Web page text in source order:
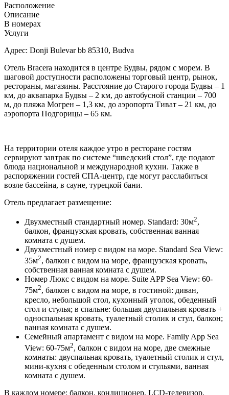
Расположение
Описание
В номерах
Услуги
Адрес: Donji Bulevar bb 85310, Budva
Отель Bracera находится в центре Будвы, рядом с морем. В
шаговой доступности расположены торговый центр, рынок,
рестораны, магазины. Расстояние до Старого города Будвы – 1
км, до аквапарка Будвы – 2 км, до автобусной станции – 700
м, до пляжа Могрен – 1,3 км, до аэропорта Тиват – 21 км, до
аэропорта Подгорицы – 65 км.
На территории отеля каждое утро в ресторане гостям
сервируют завтрак по системе “шведский стол”, где подают
блюда национальной и международной кухни. Также в
распоряжении гостей СПА-центр, где могут расслабиться
возле бассейна, в сауне, турецкой бани.
Отель предлагает размещение:
Двухместный стандартный номер. Standard: 30м2,
балкон, французская кровать, собственная ванная
комната с душем.
Двухместный номер с видом на море. Standard Sea View:
35м2, балкон с видом на море, французская кровать,
собственная ванная комната с душем.
Номер Люкс с видом на море. Suite APP Sea View: 60-
75м2, балкон с видом на море, в гостиной: диван,
кресло, небольшой стол, кухонный уголок, обеденный
стол и стулья; в спальне: большая двуспальная кровать +
односпальная кровать, туалетный столик и стул, балкон;
ванная комната с душем.
Семейный апартамент с видом на море. Family App Sea
View: 60-75м2, балкон с видом на море, две смежные
комнаты: двуспальная кровать, туалетный столик и стул,
мини-кухня с обеденным столом и стульями, ванная
комната с душем.
В каждом номере: балкон, кондиционер, LCD-телевизор,